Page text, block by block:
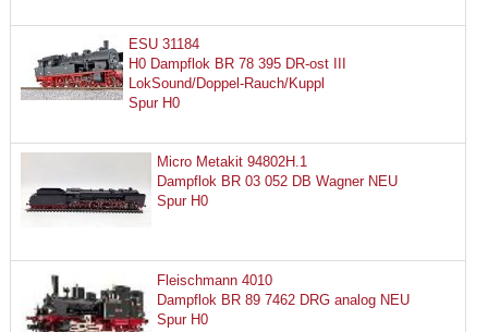
ESU 31184
H0 Dampflok BR 78 395 DR-ost III
LokSound/Doppel-Rauch/Kuppl
Spur H0
Micro Metakit 94802H.1
Dampflok BR 03 052 DB Wagner NEU
Spur H0
Fleischmann 4010
Dampflok BR 89 7462 DRG analog NEU
Spur H0